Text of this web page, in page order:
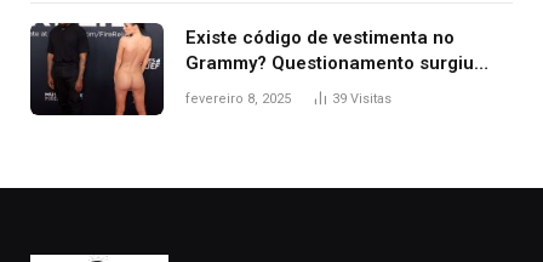
Existe código de vestimenta no
Grammy? Questionamento surgiu
após Bianca Censori, mulher de
fevereiro 8, 2025 39 Visitas